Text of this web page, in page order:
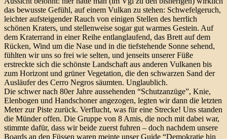
das bewusste Gefühl, auf einem Vulkan zu stehen: Schwefelgeruch,
leichter aufsteigender Rauch von einigen Stellen des herrlich
schönen Kraters, und stellenweise sogar gut warmes Gestein. Auf
dem Kraterrand in einer Reihe entlanglaufend, das Brett auf dem
Rücken, Wind um die Nase und in die tiefstehende Sonne sehend,
fühlten wir uns so frei wie selten, und jenseits unserer Füße
erstreckte sich die schönste Landschaft aus anderen Vulkanen bis
zum Horizont und grüner Vegetation, die den schwarzen Sand der
Ausläufer des Cerro Negros säumten. Unglaublich.
Die schwer nach 80er Jahre aussehenden “Schutzanzüge”, Knie,
Elenbogen und Handschoner angezogen, legten wir dann die letzten
Meter zur Piste zurück. Verflucht, was für eine Strecke! Uns standen
die Münder offen. Die Gruppe von 8 Amis, die noch mit dabei war,
stimmte dafür, dass wir beide zuerst fuhren – doch nachdem unsere
Boards an den Füssen waren meinte unser Guide “Demokratie hin